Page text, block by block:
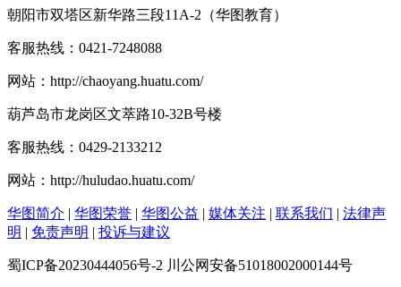
朝阳市双塔区新华路三段11A-2（华图教育）
客服热线： 0421-7248088
网站： http://chaoyang.huatu.com/
葫芦岛市龙岗区文萃路10-32B号楼
客服热线： 0429-2133212
网站： http://huludao.huatu.com/
华图简介 | 华图荣誉 | 华图公益 | 媒体关注 | 联系我们 | 法律声
明 | 免责声明 | 投诉与建议
蜀ICP备20230444056号-2 川公网安备51018002000144号